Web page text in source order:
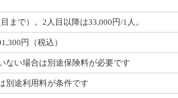
まで）。2人目以降は33,000円/1人。
円（税込）
ない場合は別途保険料が必要です
別途利用料が条件です